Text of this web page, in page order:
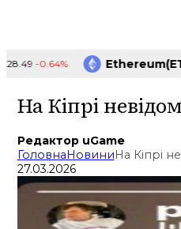
-0.64% Ethereum(ETH)
На Кіпрі
Редактор uGame
ГоловнаНовиниНа Кіпрі
27.03.2026